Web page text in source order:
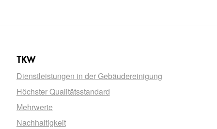
TKW
Dienstleistungen in der Gebäudereinigung
Höchster Qualitätsstandard
Mehrwerte
Nachhaltigkeit